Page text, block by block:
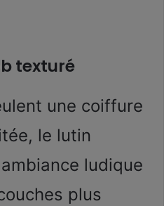
texturé
une coiffure
le lutin
ludique
plus